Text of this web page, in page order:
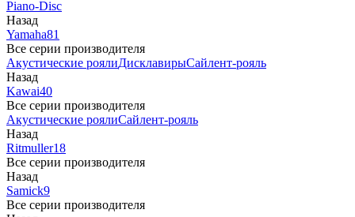
Piano-Disc
Назад
Yamaha81
Все серии производителя
Акустические роялиДисклавирыСайлент-рояль
Назад
Kawai40
Все серии производителя
Акустические роялиСайлент-рояль
Назад
Ritmuller18
Все серии производителя
Назад
Samick9
Все серии производителя